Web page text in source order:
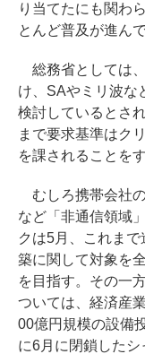
り当てたにも関わ
とんど普及が進ん
総務省としては
け、SAやミリ波な
検討しているとさ
まで要求基準はク
を課されることを
むしろ携帯会社
など「非通信領域
クは5月、これま
築に関して対象を
を目指す。その一
ついては、経済産
00億円規模の設備
に6月に閉鎖した